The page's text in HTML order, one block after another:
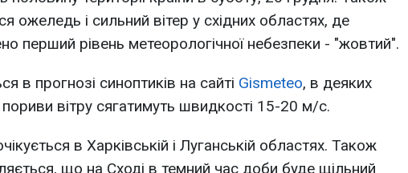
ожеледь і сильний вітер у східних областях, де
перший рівень метеорологічної небезпеки - "жовтий".
в прогнозі синоптиків на сайті Gismeteo, в деяких
пориви вітру сягатимуть швидкості 15-20 м/с.
в Харківській і Луганській областях. Також
що на Сході в темний час доби буде щільний